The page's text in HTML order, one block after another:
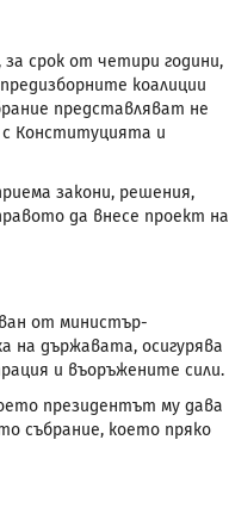
срок от четири години,
коалиции
представляват не
Конституцията и
закони, решения,
да внесе проект на
от министър-
държавата, осигурява
и въоръжените сили.
президентът му дава
събрание, което пряко